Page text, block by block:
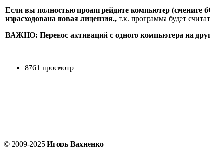
Если вы полностью проапгрейдите компьютер
израсходована новая лицензия., т.к. программа будет
ВАЖНО: Перенос активаций с одного компьютера на
8761 просмотр
© 2009-2025 Игорь Вахненко